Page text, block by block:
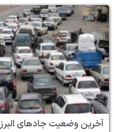
آخرین وضعیت جادهای البرز